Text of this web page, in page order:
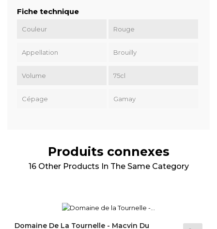
Fiche technique
Couleur Rouge
Appellation Brouilly
Volume 75cl
Cépage Gamay
Produits connexes
16 Other Products In The Same Category
Domaine De La Tournelle - Macvin Du